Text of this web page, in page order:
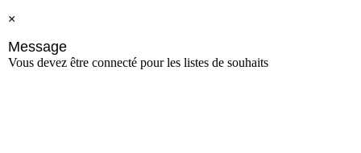
×
Message
Vous devez être connecté pour les listes de souhaits